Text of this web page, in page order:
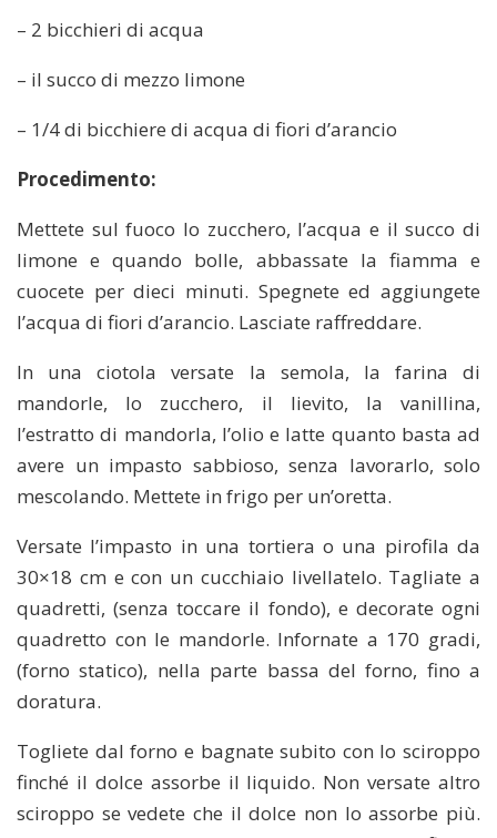
– 2 bicchieri di acqua
– il succo di mezzo limone
– 1/4 di bicchiere di acqua di fiori d’arancio
Procedimento:
Mettete sul fuoco lo zucchero, l’acqua e il succo di
limone e quando bolle, abbassate la fiamma e
cuocete per dieci minuti. Spegnete ed aggiungete
l’acqua di fiori d’arancio. Lasciate raffreddare.
In una ciotola versate la semola, la farina di
mandorle, lo zucchero, il lievito, la vanillina,
l’estratto di mandorla, l’olio e latte quanto basta ad
avere un impasto sabbioso, senza lavorarlo, solo
mescolando. Mettete in frigo per un’oretta.
Versate l’impasto in una tortiera o una pirofila da
30×18 cm e con un cucchiaio livellatelo. Tagliate a
quadretti, (senza toccare il fondo), e decorate ogni
quadretto con le mandorle. Infornate a 170 gradi,
(forno statico), nella parte bassa del forno, fino a
doratura.
Togliete dal forno e bagnate subito con lo sciroppo
finché il dolce assorbe il liquido. Non versate altro
sciroppo se vedete che il dolce non lo assorbe più.